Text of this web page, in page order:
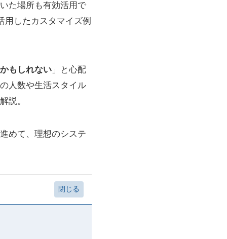
た場所も有効活用で
用したカスタマイズ例
もしれない 」と心配
人数や生活スタイル
説。
めて、理想のシステ